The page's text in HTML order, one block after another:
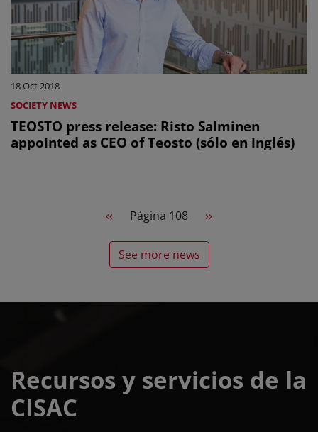
18 Oct 2018
SOCIETY NEWS
TEOSTO press release: Risto Salminen
appointed as CEO of Teosto (sólo en inglés)
PaginationPrevious page
‹‹ Página 108 Next page
››
See more news
Recursos y servicios de la
CISAC